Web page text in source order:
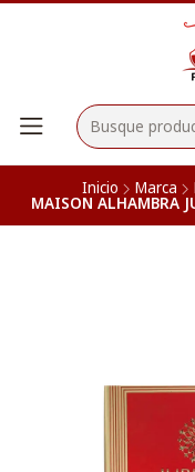
Inicio Marca
MAISON ALHAMBRA